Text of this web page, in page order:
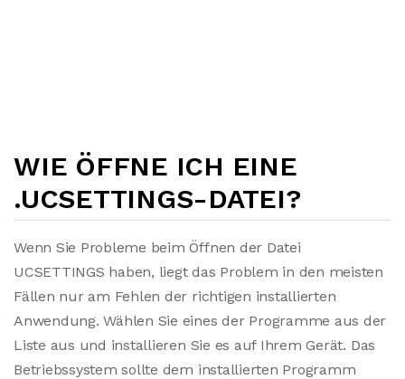
WIE ÖFFNE ICH EINE
.UCSETTINGS-DATEI?
Wenn Sie Probleme beim Öffnen der Datei
UCSETTINGS haben, liegt das Problem in den meisten
Fällen nur am Fehlen der richtigen installierten
Anwendung. Wählen Sie eines der Programme aus der
Liste aus und installieren Sie es auf Ihrem Gerät. Das
Betriebssystem sollte dem installierten Programm